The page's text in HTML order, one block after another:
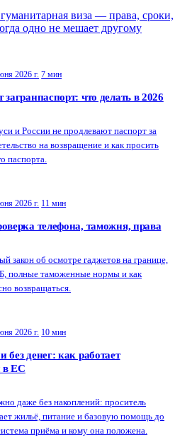
виза — права, сроки,
одно не мешает другому
2026 г. 7 мин
что делать в 2026
и России не продлевают паспорт за
на возвращение и как просить
паспорта.
2026 г. 11 мин
телефона, таможня, права
закон об осмотре гаджетов на границе,
полные таможенные нормы и как
возвращаться.
2026 г. 10 мин
без денег: как работает
в ЕС
даже без накоплений: проситель
жильё, питание и базовую помощь до
приёма и кому она положена.